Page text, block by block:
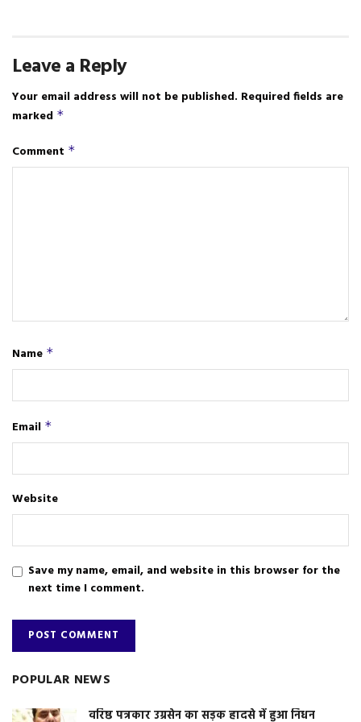
Leave a Reply
Your email address will not be published. Required fields are
marked *
Comment *
Name *
Email *
Website
Save my name, email, and website in this browser for the
next time I comment.
POPULAR NEWS
वरिष्ठ पत्रकार उग्रसेन का सड़क हादसे में हुआ निधन